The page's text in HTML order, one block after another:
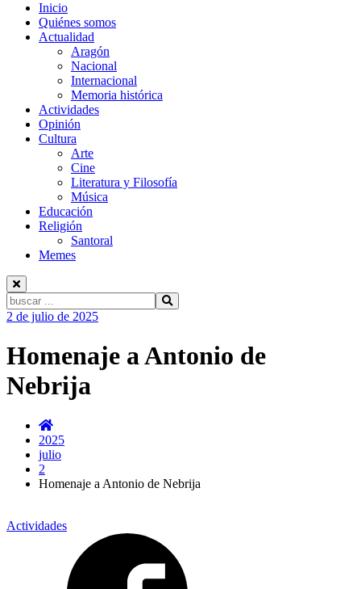
Inicio
Quiénes somos
Actualidad
Aragón
Nacional
Internacional
Memoria histórica
Actividades
Opinión
Cultura
Arte
Cine
Literatura y Filosofía
Música
Educación
Religión
Santoral
Memes
Buscar:
Ir
contenido
2 de julio de 2025
Homenaje a Antonio de
Nebrija
2025
julio
2
Homenaje a Antonio de Nebrija
Actividades